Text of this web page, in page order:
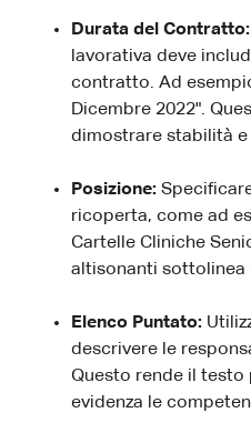
Durata del Contratto:
lavorativa deve
contratto. Ad
Dicembre 2022".
dimostrare stabilità
Posizione:
ricoperta, come ad
Cartelle Cliniche
altisonanti sottolinea
Elenco Puntato:
descrivere le
Questo rende il
evidenza le